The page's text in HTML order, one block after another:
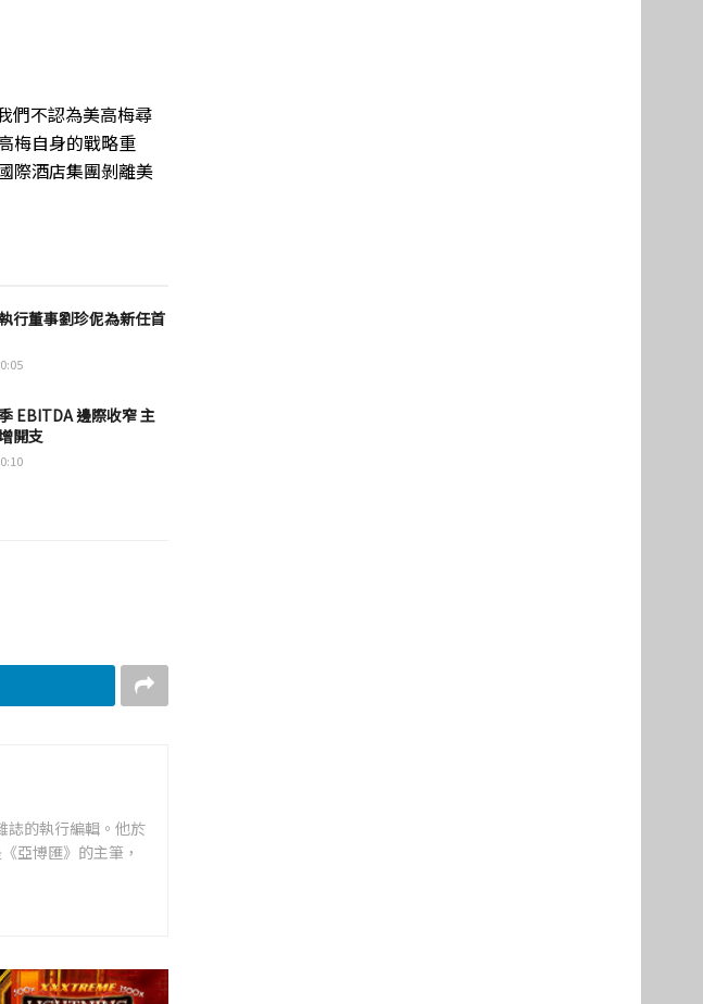
們不認為美高梅尋
梅自身的戰略重
際酒店集團剝離美
行董事劉珍伲為新任首
EBITDA 邊際收窄 主
開支
誌的執行編輯。他於
亞博匯》的主筆，